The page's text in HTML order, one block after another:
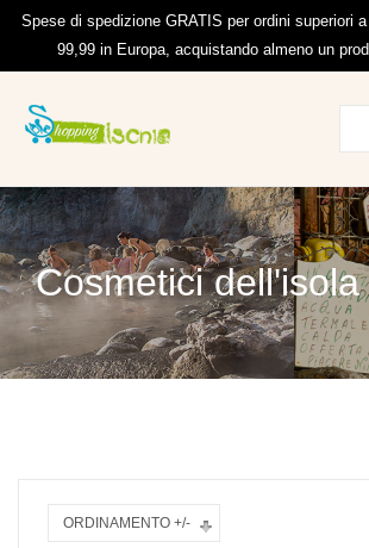
Spese di spedizione GRATIS per ordini superiori
99,99 in Europa, acquistando almeno un
Cosmetici
ORDINAMENTO +/-